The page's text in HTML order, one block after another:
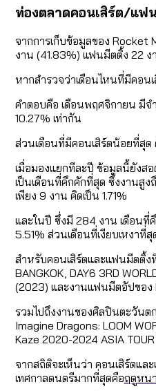
ท่องตลาดคอนเสิร์ต/แฟ
จากการเก็บข้อมูลของ Rocket
งาน (41.83%) แฟนมีตติ้ง 22
หากสำรวจว่าเดือนไหนที่มีคอน
คำตอบคือ เดือนพฤศจิกายน มีจ
10.27% เท่ากัน
ส่วนเดือนที่มีคอนเสิร์ตน้อยที่สุด
เมื่อมองแยกทีละปี ข้อมูลนี้ยังส
เป็นเดือนที่คึกคักที่สุด ซึ่งงานสู
เพียง 9 งาน คิดเป็น 1.71%
และในปี ซึ่งมี 284 งาน เดือนที่
5.51% ส่วนเดือนที่เงียบเหงาที่
สำหรับคอนเสิร์ตและแฟนมีตติ้ง
BANGKOK, DAY6 3RD
(2023) และงานแฟนมีตอัปของ
รวมไปถึงงานของศิลปินตะวันตก
Imagine Dragons: LOOM
Kaze 2020-2024 ASIA
จากสถิติจะเห็นว่า คอนเสิร์ตแล
เทศกาลดนตรีมากที่สุดคือฤดูหน